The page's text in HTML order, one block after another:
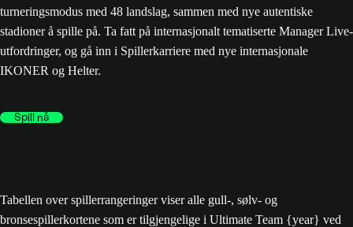
turneringsmodus med 48 landslag, sammen med nye autentiske
stadioner å spille på. Ta fatt på internasjonalt tematiserte Manager Live-
utfordringer, og gå inn i Spillerkarriere med nye internasjonale
IKONER og Helter.
Spill nå
Tabellen over spillerrangeringer viser alle gull-, sølv- og
bronsespillerkortene som er tilgjengelige i Ultimate Team {year} ved